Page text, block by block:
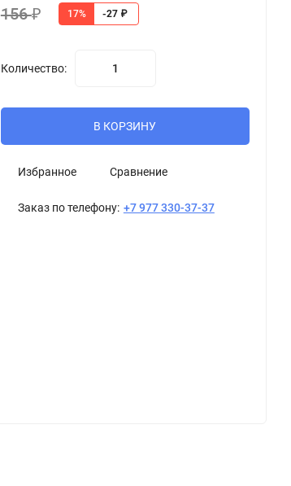
156₽ 17% -27 ₽
Количество:
В КОРЗИНУ
Избранное Сравнение
Заказ по телефону: +7 977 330-37-37